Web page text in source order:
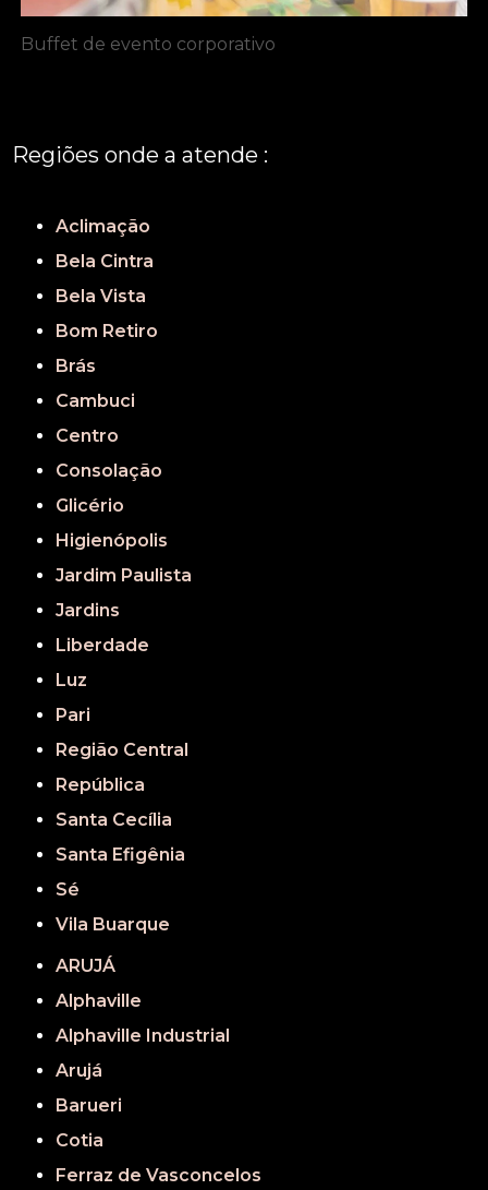
Buffet de evento corporativo
Regiões onde a atende :
Aclimação
Bela Cintra
Bela Vista
Bom Retiro
Brás
Cambuci
Centro
Consolação
Glicério
Higienópolis
Jardim Paulista
Jardins
Liberdade
Luz
Pari
Região Central
República
Santa Cecília
Santa Efigênia
Sé
Vila Buarque
ARUJÁ
Alphaville
Alphaville Industrial
Arujá
Barueri
Cotia
Ferraz de Vasconcelos